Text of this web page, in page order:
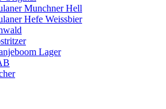
Munchner Hell
Hefe Weissbier
Lager